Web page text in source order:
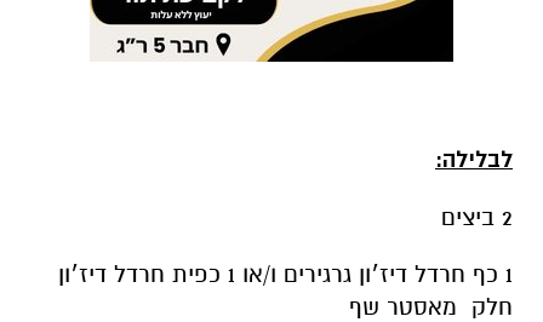
לבלילה:
2 ביצים
1 כף חרדל דיז׳ון גרגירים ו/או 1 כפית חרדל דיז׳ון
חלק מאסטר שף